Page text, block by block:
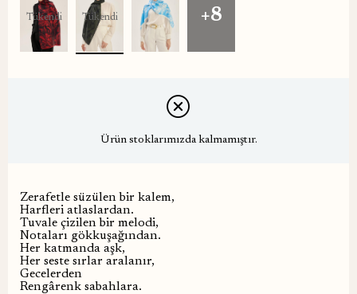
Tükendi Tükendi +8
Ürün stoklarımızda kalmamıştır.
Zerafetle süzülen bir kalem,
Harfleri atlaslardan.
Tuvale çizilen bir melodi,
Notaları gökkuşağından.
Her katmanda aşk,
Her seste sırlar aralanır,
Gecelerden
Rengârenk sabahlara.